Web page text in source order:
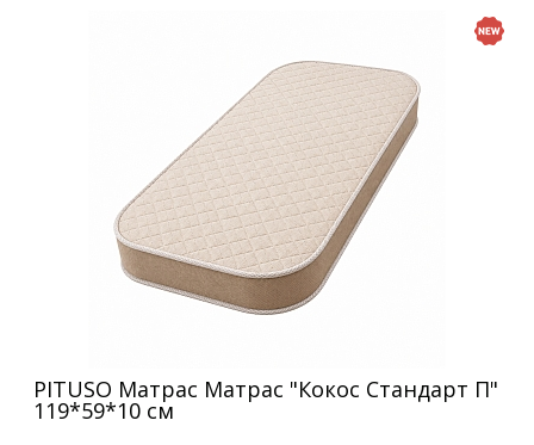
PITUSO Матрас Матрас "Кокос Стандарт П"
119*59*10 см